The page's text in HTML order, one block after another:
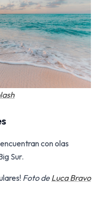
con olas
Sur.
Foto deLuca Bravo